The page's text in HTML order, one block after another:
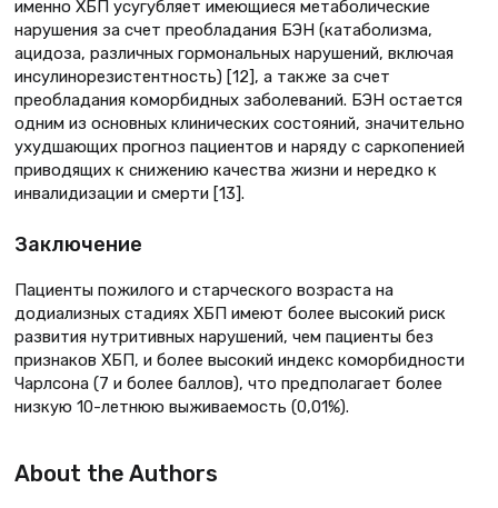
именно ХБП усугубляет имеющиеся метаболические
нарушения за счет преобладания БЭН (катаболизма,
ацидоза, различных гормональных нарушений, включая
инсулинорезистентность) [12], а также за счет
преобладания коморбидных заболеваний. БЭН остается
одним из основных клинических состояний, значительно
ухудшающих прогноз пациентов и наряду с саркопенией
приводящих к снижению качества жизни и нередко к
инвалидизации и смерти [13].
Заключение
Пациенты пожилого и старческого возраста на
додиализных стадиях ХБП имеют более высокий риск
развития нутритивных нарушений, чем пациенты без
признаков ХБП, и более высокий индекс коморбидности
Чарлсона (7 и более баллов), что предполагает более
низкую 10-летнюю выживаемость (0,01%).
About the Authors